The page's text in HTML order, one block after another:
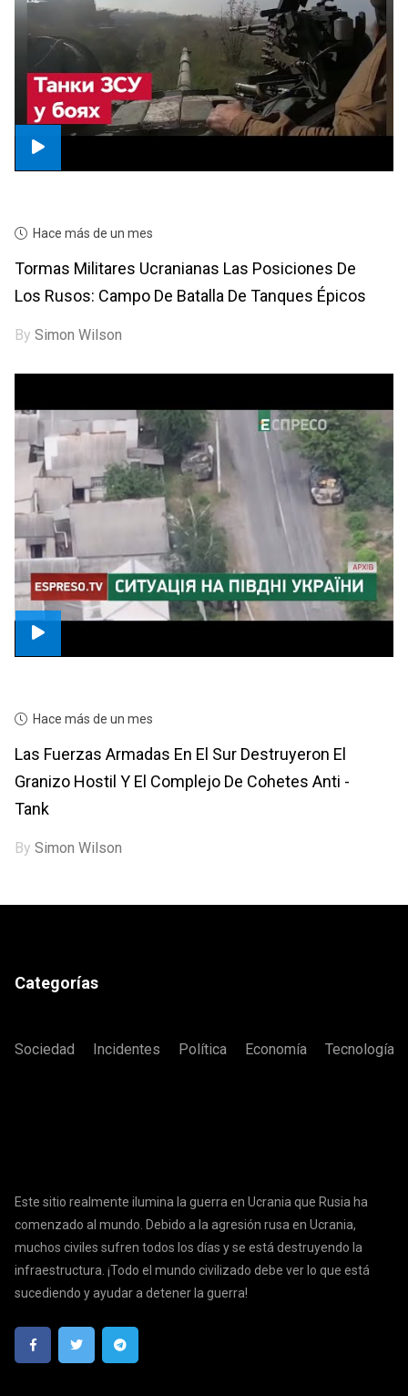
Hace más de un mes
Tormas Militares Ucranianas Las Posiciones De
Los Rusos: Campo De Batalla De Tanques Épicos
BySimon Wilson
Hace más de un mes
Las Fuerzas Armadas En El Sur Destruyeron El
Granizo Hostil Y El Complejo De Cohetes Anti -
Tank
BySimon Wilson
Categorías
Sociedad Incidentes Política Economía Tecnología
Este sitio realmente ilumina la guerra en Ucrania que Rusia ha
comenzado al mundo. Debido a la agresión rusa en Ucrania,
muchos civiles sufren todos los días y se está destruyendo la
infraestructura. ¡Todo el mundo civilizado debe ver lo que está
sucediendo y ayudar a detener la guerra!